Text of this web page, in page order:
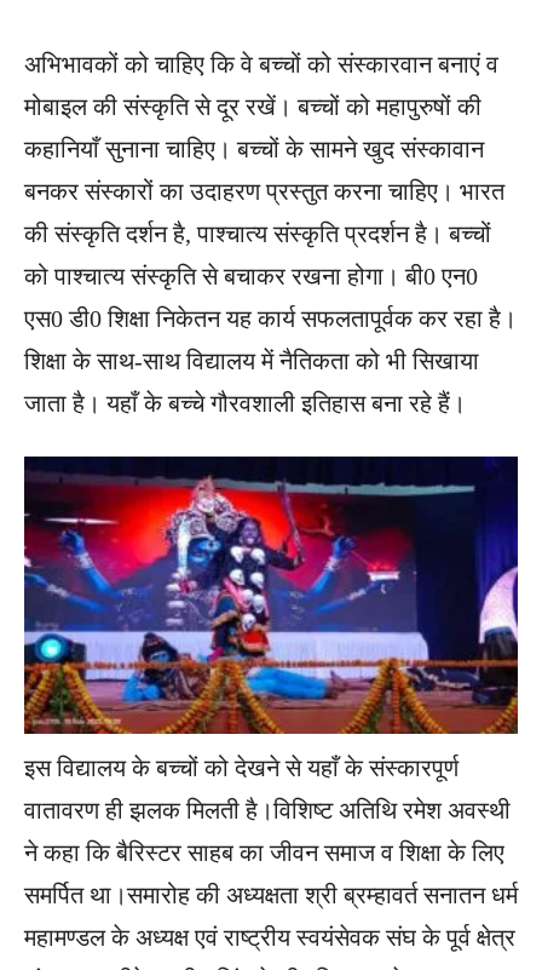
अभिभावकों को चाहिए कि वे बच्चों को संस्कारवान बनाएं व
मोबाइल की संस्कृति से दूर रखें। बच्चों को महापुरुषों की
कहानियाँ सुनाना चाहिए। बच्चों के सामने खुद संस्कावान
बनकर संस्कारों का उदाहरण प्रस्तुत करना चाहिए। भारत
की संस्कृति दर्शन है, पाश्चात्य संस्कृति प्रदर्शन है। बच्चों
को पाश्चात्य संस्कृति से बचाकर रखना होगा। बी0 एन0
एस0 डी0 शिक्षा निकेतन यह कार्य सफलतापूर्वक कर रहा है।
शिक्षा के साथ-साथ विद्यालय में नैतिकता को भी सिखाया
जाता है। यहाँ के बच्चे गौरवशाली इतिहास बना रहे हैं।
इस विद्यालय के बच्चों को देखने से यहाँ के संस्कारपूर्ण
वातावरण ही झलक मिलती है।विशिष्ट अतिथि रमेश अवस्थी
ने कहा कि बैरिस्टर साहब का जीवन समाज व शिक्षा के लिए
समर्पित था।समारोह की अध्यक्षता श्री ब्रम्हावर्त सनातन धर्म
महामण्डल के अध्यक्ष एवं राष्ट्रीय स्वयंसेवक संघ के पूर्व क्षेत्र